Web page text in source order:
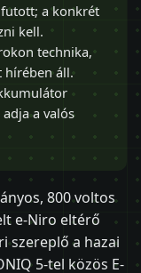
futott; a konkrét
kell.
technika,
hírében áll.
a valós
800 voltos
e-Niro eltérő
szereplő a hazai
5-tel közös E-